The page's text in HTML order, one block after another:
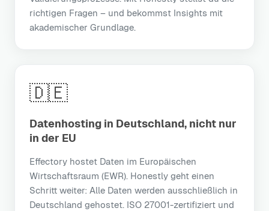
richtigen Fragen – und bekommst Insights mit
akademischer Grundlage.
🇩🇪
Datenhosting in Deutschland, nicht nur
in der EU
Effectory hostet Daten im Europäischen
Wirtschaftsraum (EWR). Honestly geht einen
Schritt weiter: Alle Daten werden ausschließlich in
Deutschland gehostet. ISO 27001-zertifiziert und